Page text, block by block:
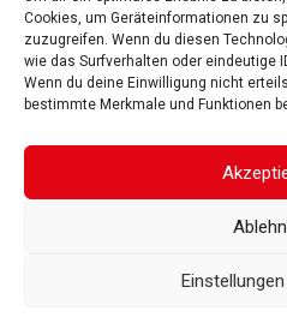
Cookies, um Geräteinformationen zu
zuzugreifen. Wenn du diesen
wie das Surfverhalten oder eindeutige
Wenn du deine Einwilligung nicht
bestimmte Merkmale und Funktionen
ROSGARTENMUSEUM KONSTANZ
Gesellschaft der Freunde des